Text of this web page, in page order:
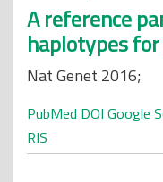
A reference
haplotypes
Nat Genet 2016;
PubMed DOI Google
RIS